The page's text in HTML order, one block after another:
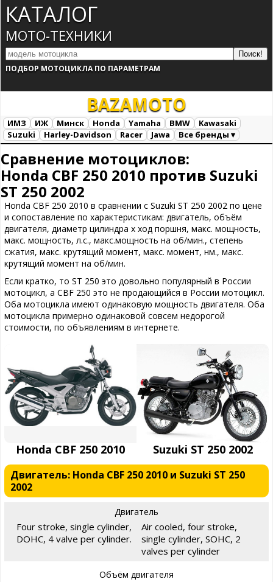
КАТАЛОГ
МОТО-ТЕХНИКИ
ПОДБОР МОТОЦИКЛА ПО ПАРАМЕТРАМ
BAZAMOTO
ИМЗ ИЖ Минск Honda Yamaha BMW
Kawasaki
Suzuki
Harley-Davidson Racer Jawa
Все бренды ▾
Сравнение мотоциклов:
Honda CBF 250 2010 против Suzuki
ST 250 2002
Honda CBF 250 2010 в сравнении с Suzuki ST 250 2002 по цене
и сопоставление по характеристикам: двигатель, объём
двигателя, диаметр цилиндра х ход поршня, макс. мощность,
макс. мощность, л.с., макс.мощность на об/мин., степень
сжатия, макс. крутящий момент, макс. момент, нм., макс.
крутящий момент на об/мин.
Если кратко, то ST 250 это довольно популярный в России
мотоцикл, а CBF 250 это не продающийся в России мотоцикл.
Оба мотоцикла имеют одинаковую мощность двигателя. Оба
мотоцикла примерно одинаковой совсем недорогой
стоимости, по объявлениям в интернете.
Honda CBF 250 2010 Suzuki ST 250 2002
Двигатель: Honda CBF 250 2010 и Suzuki ST 250
2002
Двигатель
Four stroke, single cylinder,
DOHC, 4 valve per cylinder.
Air cooled, four stroke,
single cylinder, SOHC, 2
valves per cylinder
Объём двигателя